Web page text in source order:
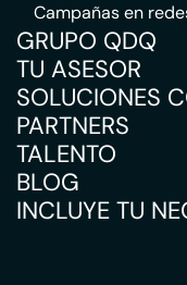
Campañas en
GRUPO QDQ
TU ASESOR
SOLUCIONES
PARTNERS
TALENTO
BLOG
INCLUYE TU